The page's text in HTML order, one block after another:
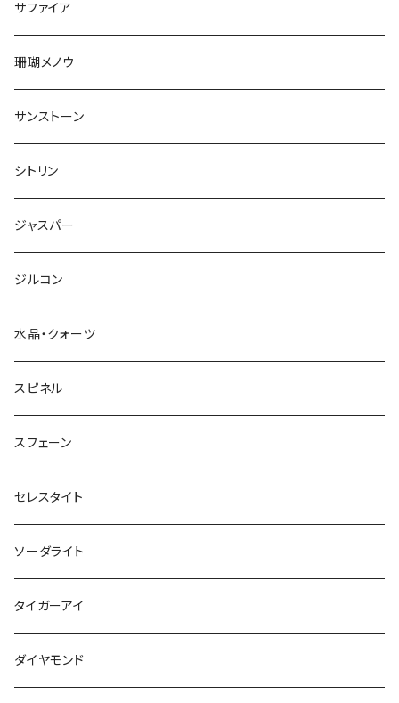
サファイア
珊瑚メノウ
サンストーン
シトリン
ジャスパー
ジルコン
水晶・クォーツ
スピネル
スフェーン
セレスタイト
ソーダライト
タイガーアイ
ダイヤモンド